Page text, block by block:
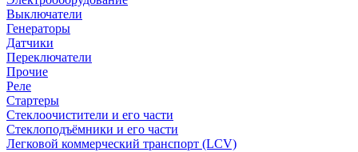
Выключатели
Генераторы
Датчики
Переключатели
Прочие
Реле
Стартеры
Стеклоочистители и его части
Стеклоподъёмники и его части
Легковой коммерческий транспорт (LCV)